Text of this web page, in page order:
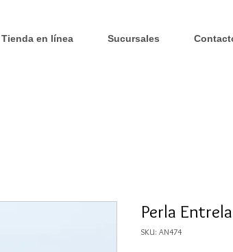
Tienda en línea Sucursales
Perla
SKU: AN474